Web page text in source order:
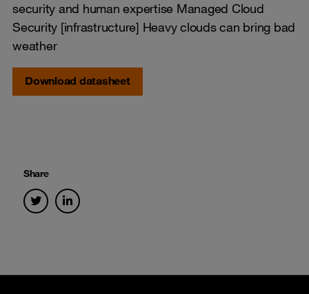
Share
security and human expertise Managed Cloud
Security [infrastructure] Heavy clouds can bring bad
weather
Download datasheet